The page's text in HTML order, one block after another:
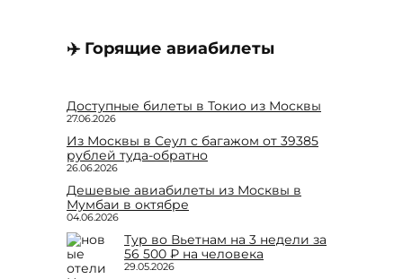
✈️ Горящие авиабилеты
Доступные билеты в Токио из Москвы
27.06.2026
Из Москвы в Сеул с багажом от 39385
рублей туда-обратно
26.06.2026
Дешевые авиабилеты из Москвы в
Мумбаи в октябре
04.06.2026
Тур во Вьетнам на 3 недели за
56 500 ₽ на человека
29.05.2026